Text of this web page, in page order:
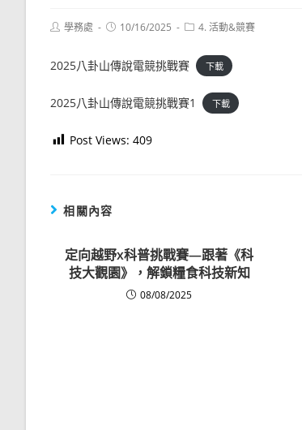
Post學務處
Post10/16/2025
Post4. 活動&競賽
2025八卦山傳說電競挑戰賽 下載
2025八卦山傳說電競挑戰賽1 下載
Post Views: 409
相關內容
定向越野x科普挑戰賽—跟著《科
技大觀園》，解鎖糧食科技新知
08/08/2025